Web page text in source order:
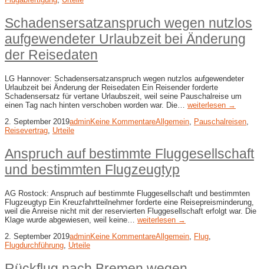
Schadensersatzanspruch wegen nutzlos
aufgewendeter Urlaubzeit bei Änderung
der Reisedaten
LG Hannover: Schadensersatzanspruch wegen nutzlos aufgewendeter
Urlaubzeit bei Änderung der Reisedaten Ein Reisender forderte
Schadensersatz für vertane Urlaubszeit, weil seine Pauschalreise um
einen Tag nach hinten verschoben worden war. Die… weiterlesen →
2. September 2019adminKeine KommentareAllgemein Pauschalreisen
Reisevertrag Urteile
Anspruch auf bestimmte Fluggesellschaft
und bestimmten Flugzeugtyp
AG Rostock: Anspruch auf bestimmte Fluggesellschaft und bestimmten
Flugzeugtyp Ein Kreuzfahrtteilnehmer forderte eine Reisepreisminderung,
weil die Anreise nicht mit der reservierten Fluggesellschaft erfolgt war. Die
Klage wurde abgewiesen, weil keine… weiterlesen →
2. September 2019adminKeine KommentareAllgemein Flug
Flugdurchführung Urteile